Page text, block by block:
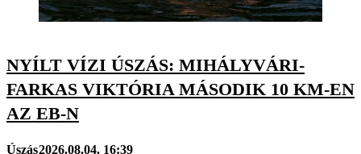
NYÍLT VÍZI ÚSZÁS: MIHÁLYVÁRI-
FARKAS VIKTÓRIA MÁSODIK 10 KM-EN
AZ EB-N
Úszás2026.08.04. 16:39